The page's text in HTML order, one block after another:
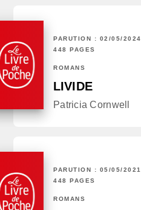
PARUTION : 02/05/2024
448 PAGES
ROMANS
LIVIDE
Patricia Cornwell
PARUTION : 05/05/2021
448 PAGES
ROMANS